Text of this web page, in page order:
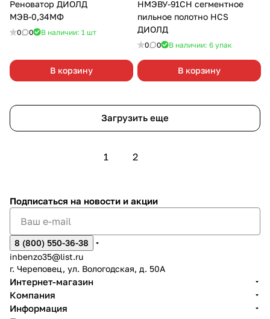
Реноватор ДИОЛД
МЭВ-0,34МФ
0 0 В наличии: 1 шт
В корзину
НМЭВУ-91СН сегментное
пильное полотно HCS
ДИОЛД
0 0 В наличии: 6 упак
В корзину
Загрузить еще
1 2
Подписаться на новости и акции
8 (800) 550-36-38
inbenzo35@list.ru
г. Череповец, ул. Вологодская, д. 50А
Интернет-магазин
Компания
Информация